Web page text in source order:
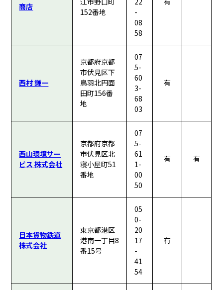
商店
152番地
-
08
58
西村 謙一
京都府京都
市伏見区下
鳥羽北円面
田町156番
地
07
5-
60
3-
68
03
有
西山環境サー
ビス 株式会社
京都府京都
市伏見区北
寝小屋町51
番地
07
5-
61
1-
00
50
有 有
日本貨物鉄道
株式会社
東京都港区
港南一丁目8
番15号
05
0-
20
17
-
41
54
有